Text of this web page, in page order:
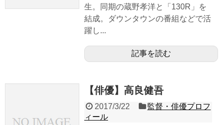
生。同期の蔵野孝洋と「130R」を
結成。ダウンタウンの番組などで活
躍し...
記事を読む
【俳優】高良健吾
2017/3/22
監督・俳優プロフ
ィール